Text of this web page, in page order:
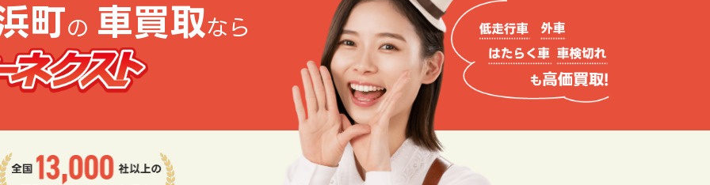
町の 車買取なら